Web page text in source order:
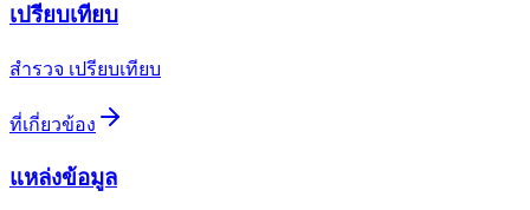
เปรียบเทียบ
สำรวจ เปรียบเทียบ
ที่เกี่ยวข้อง
แหล่งข้อมูล